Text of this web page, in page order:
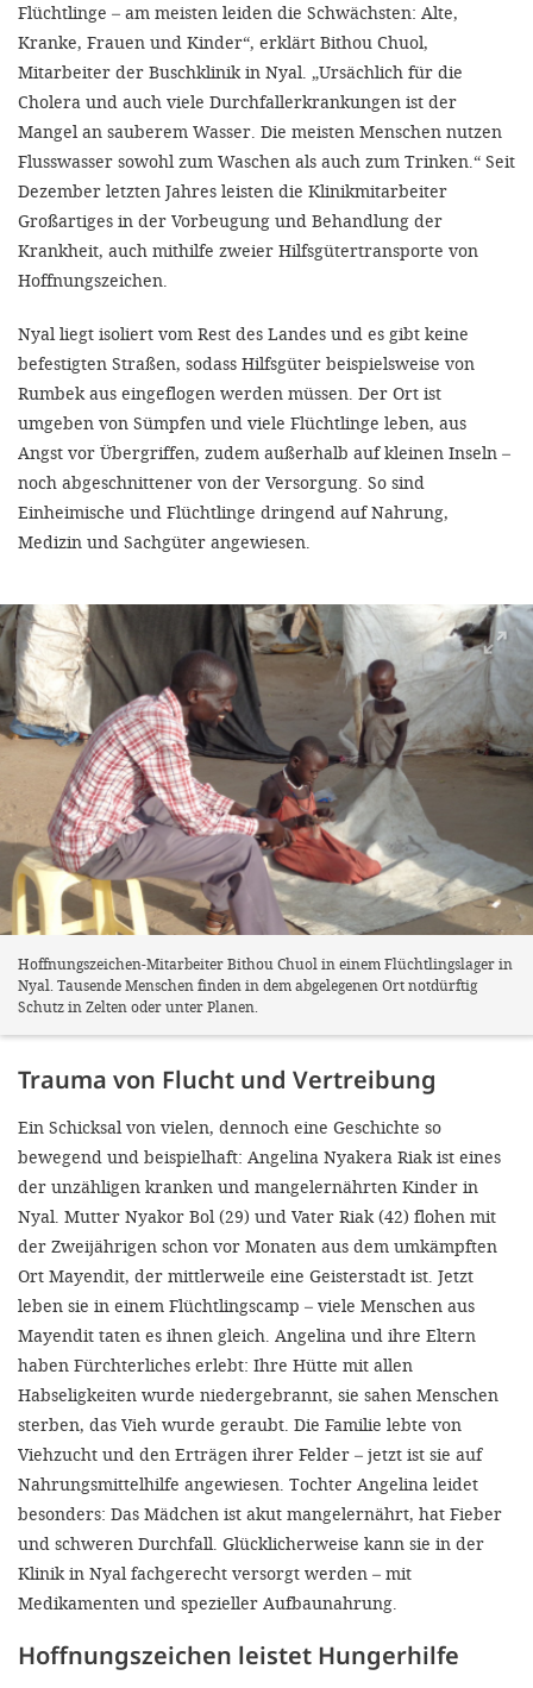
Flüchtlinge – am meisten leiden die Schwächsten: Alte,
Kranke, Frauen und Kinder“, erklärt Bithou Chuol,
Mitarbeiter der Buschklinik in Nyal. „Ursächlich für die
Cholera und auch viele Durchfallerkrankungen ist der
Mangel an sauberem Wasser. Die meisten Menschen nutzen
Flusswasser sowohl zum Waschen als auch zum Trinken.“ Seit
Dezember letzten Jahres leisten die Klinikmitarbeiter
Großartiges in der Vorbeugung und Behandlung der
Krankheit, auch mithilfe zweier Hilfsgütertransporte von
Hoffnungszeichen.
Nyal liegt isoliert vom Rest des Landes und es gibt keine
befestigten Straßen, sodass Hilfsgüter beispielsweise von
Rumbek aus eingeflogen werden müssen. Der Ort ist
umgeben von Sümpfen und viele Flüchtlinge leben, aus
Angst vor Übergriffen, zudem außerhalb auf kleinen Inseln –
noch abgeschnittener von der Versorgung. So sind
Einheimische und Flüchtlinge dringend auf Nahrung,
Medizin und Sachgüter angewiesen.
Hoffnungszeichen-Mitarbeiter Bithou Chuol in einem Flüchtlingslager in
Nyal. Tausende Menschen finden in dem abgelegenen Ort notdürftig
Schutz in Zelten oder unter Planen.
Trauma von Flucht und Vertreibung
Ein Schicksal von vielen, dennoch eine Geschichte so
bewegend und beispielhaft: Angelina Nyakera Riak ist eines
der unzähligen kranken und mangelernährten Kinder in
Nyal. Mutter Nyakor Bol (29) und Vater Riak (42) flohen mit
der Zweijährigen schon vor Monaten aus dem umkämpften
Ort Mayendit, der mittlerweile eine Geisterstadt ist. Jetzt
leben sie in einem Flüchtlingscamp – viele Menschen aus
Mayendit taten es ihnen gleich. Angelina und ihre Eltern
haben Fürchterliches erlebt: Ihre Hütte mit allen
Habseligkeiten wurde niedergebrannt, sie sahen Menschen
sterben, das Vieh wurde geraubt. Die Familie lebte von
Viehzucht und den Erträgen ihrer Felder – jetzt ist sie auf
Nahrungsmittelhilfe angewiesen. Tochter Angelina leidet
besonders: Das Mädchen ist akut mangelernährt, hat Fieber
und schweren Durchfall. Glücklicherweise kann sie in der
Klinik in Nyal fachgerecht versorgt werden – mit
Medikamenten und spezieller Aufbaunahrung.
Hoffnungszeichen leistet Hungerhilfe